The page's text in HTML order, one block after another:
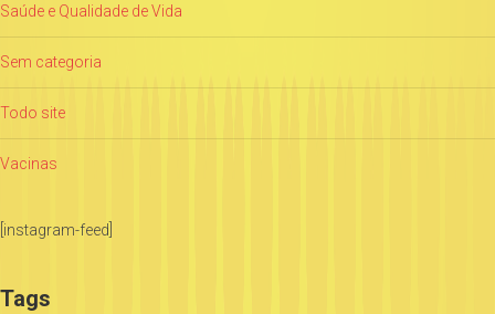
Saúde e Qualidade de Vida
Sem categoria
Todo site
Vacinas
[instagram-feed]
Tags